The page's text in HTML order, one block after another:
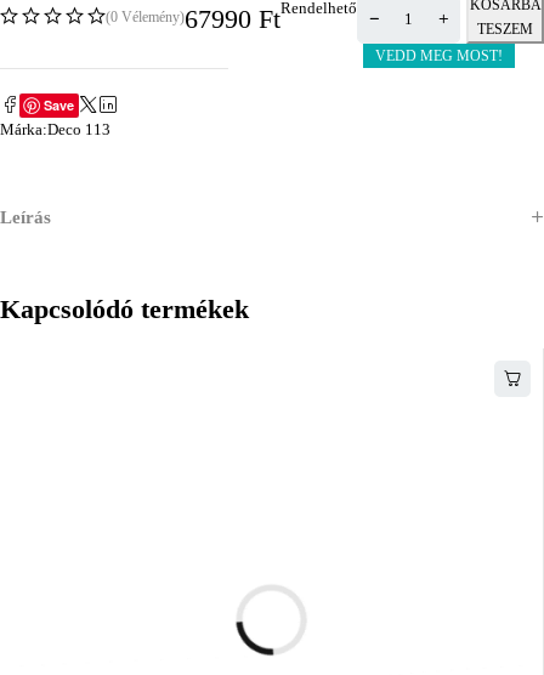
(0 Vélemény)67990 FtRendelhető
KOSÁRBA
TESZEM
VEDD MEG MOST!
Save
Márka:Deco 113
Leírás
Kapcsolódó termékek